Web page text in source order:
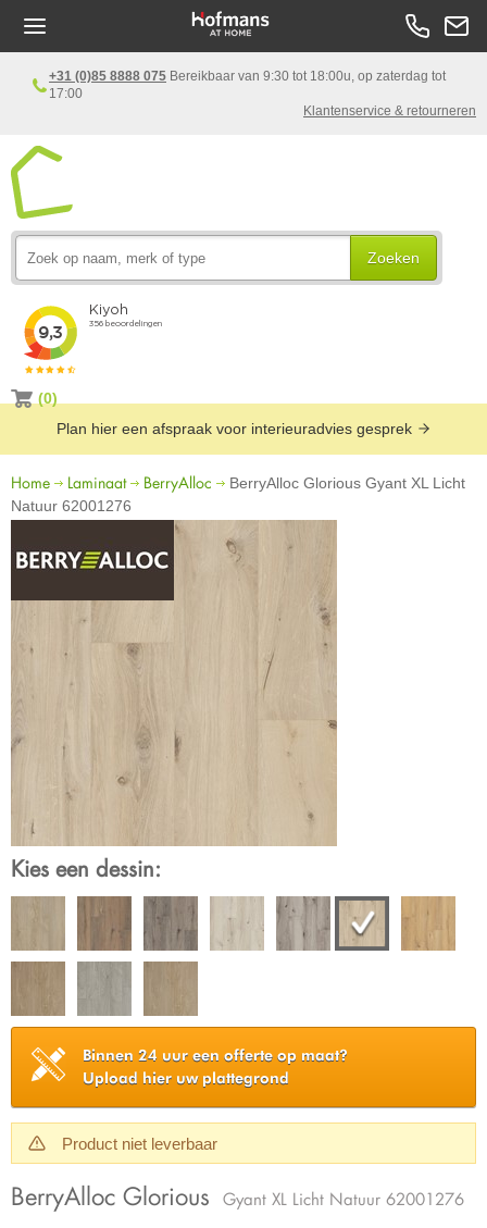
+31 (0)85 8888 075 Bereikbaar van 9:30 tot 18:00u, op zaterdag tot
17:00
Klantenservice & retourneren
Zoeken
(0)
Plan hier een afspraak voor interieuradvies gesprek
Home Laminaat BerryAlloc
BerryAlloc Glorious Gyant XL Licht
Natuur 62001276
Kies een dessin:
Binnen 24 uur een offerte op maat?
Upload hier uw plattegrond
Product niet leverbaar
BerryAlloc Glorious Gyant XL Licht Natuur 62001276